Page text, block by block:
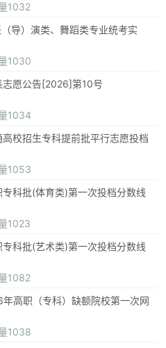
1032
导）演类、舞蹈类专业统考实
1030
愿公告[2026]第10号
1034
校招生专科提前批平行志愿投档
1053
科批(体育类)第一次投档分数线
1023
科批(艺术类)第一次投档分数线
1082
高职（专科）缺额院校第一次网
1038